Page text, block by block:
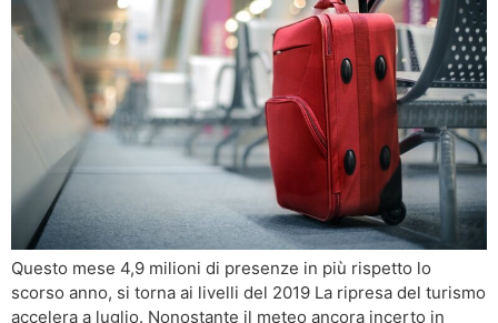
Questo mese 4,9 milioni di presenze in più rispetto lo
scorso anno, si torna ai livelli del 2019 La ripresa del turismo
accelera a luglio. Nonostante il meteo ancora incerto in